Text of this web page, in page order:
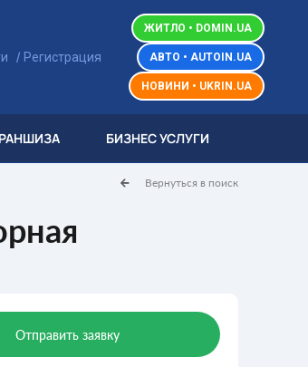
/ Регистрация
ЖИТЛО • DOMIN.UA
АВТО • AUTOIN.UA
НОВИНИ • UKRIN.UA
БИЗНЕС УСЛУГИ
Вернуться в поиск
Отправить заявку